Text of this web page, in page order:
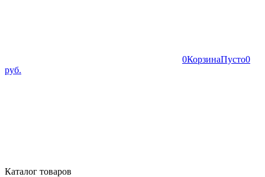
0КорзинаПусто0
руб.
Каталог товаров